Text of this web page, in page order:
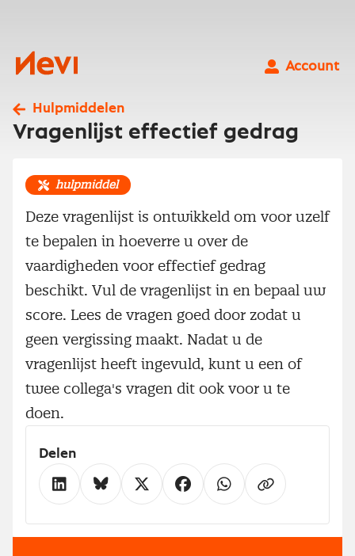
Nevi
Account
Hulpmiddelen
Vragenlijst effectief gedrag
hulpmiddel
Deze vragenlijst is ontwikkeld om voor uzelf
te bepalen in hoeverre u over de
vaardigheden voor effectief gedrag
beschikt. Vul de vragenlijst in en bepaal uw
score. Lees de vragen goed door zodat u
geen vergissing maakt. Nadat u de
vragenlijst heeft ingevuld, kunt u een of
twee collega's vragen dit ook voor u te
doen.
Delen